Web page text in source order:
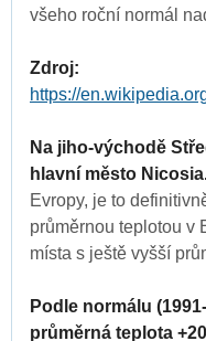
všeho roční normál
Zdroj:
https://
Na jiho-východě
hlavní město
Evropy, je to
průměrnou teplotou v
místa s ještě vyšší
Podle normálu
průměrná teplota